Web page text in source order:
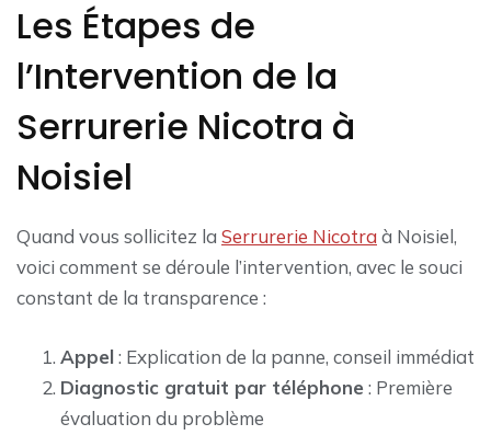
Les Étapes de
l’Intervention de la
Serrurerie Nicotra à
Noisiel
Quand vous sollicitez laSerrurerie Nicotraà Noisiel,
voici comment se déroule l’intervention, avec le souci
constant de la transparence :
Appel: Explication de la panne, conseil immédiat
Diagnostic gratuit par téléphone : Première
évaluation du problème